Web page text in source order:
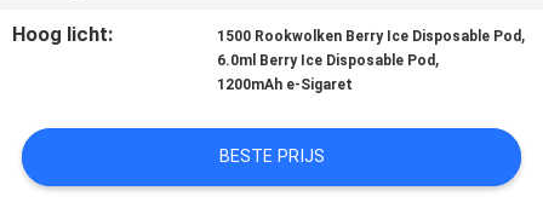
SITEMAP
POLICY
Hoog licht: 1500 Rookwolken Berry Ice Disposable Pod ,
6.0ml Berry Ice Disposable Pod ,
1200mAh e-Sigaret
BESTE PRIJS